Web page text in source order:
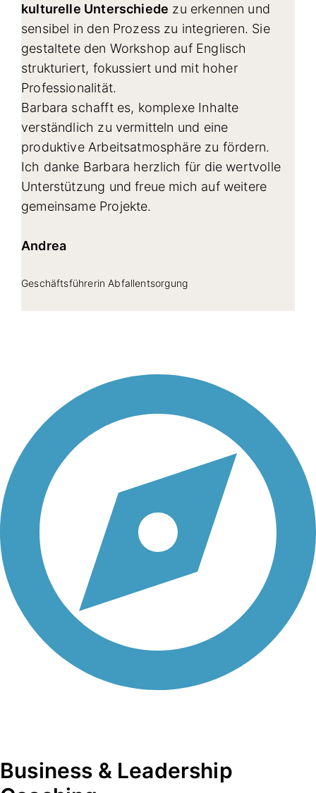
kulturelle Unterschiede zu erkennen und
sensibel in den Prozess zu integrieren. Sie
gestaltete den Workshop auf Englisch
strukturiert, fokussiert und mit hoher
Professionalität.
Barbara schafft es, komplexe Inhalte
verständlich zu vermitteln und eine
produktive Arbeitsatmosphäre zu fördern.
Ich danke Barbara herzlich für die wertvolle
Unterstützung und freue mich auf weitere
gemeinsame Projekte.
Andrea
Geschäftsführerin Abfallentsorgung
Business & Leadership